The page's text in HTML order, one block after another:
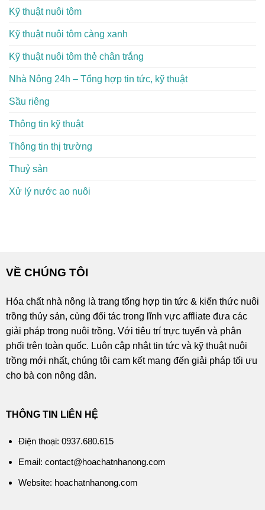
Kỹ thuật nuôi tôm
Kỹ thuật nuôi tôm càng xanh
Kỹ thuật nuôi tôm thẻ chân trắng
Nhà Nông 24h – Tổng hợp tin tức, kỹ thuật
Sầu riêng
Thông tin kỹ thuật
Thông tin thị trường
Thuỷ sản
Xử lý nước ao nuôi
VỀ CHÚNG TÔI
Hóa chất nhà nông là trang tổng hợp tin tức & kiến thức nuôi
trồng thủy sản, cùng đối tác trong lĩnh vực affliate đưa các
giải pháp trong nuôi trồng. Với tiêu trí trực tuyến và phân
phối trên toàn quốc. Luôn cập nhật tin tức và kỹ thuật nuôi
trồng mới nhất, chúng tôi cam kết mang đến giải pháp tối ưu
cho bà con nông dân.
THÔNG TIN LIÊN HỆ
Điện thoại: 0937.680.615
Email: contact@hoachatnhanong.com
Website: hoachatnhanong.com